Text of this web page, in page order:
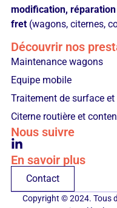
modification,
fret(wagons, citernes,
Découvrir nos
Maintenance wagons
Equipe mobile
Traitement de surface
Citerne routière et
Nous suivre
En savoir plus
Contact
Copyright © 2024. Tous